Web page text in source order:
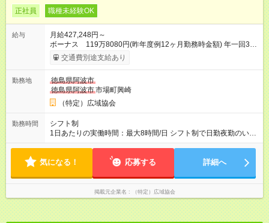
正社員 職種未経験OK
給与
月給427,248円～
ボーナス 119万8080円(昨年度例12ヶ月勤務時金額) 年一回3月
末日 支給 月給×12ヶ月+賞与=年収 ・昇給あり ・賃金は月末締
切、翌月25日支払い 【試用期間】試用期間あり 試用期間の長
す。 雇用形態：本採用時と同じです。 給与：月給 412,800円以
上
交通費別途支給あり
勤務地
徳島県阿波市
徳島県阿波市市場町興崎
（特定）広域協会
勤務時間
シフト制
1日あたりの実働時間：最大8時間/日 シフト制で日勤夜勤のいず
れにも入っていただきます 週4日勤務 (週に夜勤2回) 就業時間
8:00(実働8時間+待機休憩6時間) ※適宜勤務時間の変動あ
気になる！ 応募する 詳細へ
掲載元企業名 （特定）広域協会